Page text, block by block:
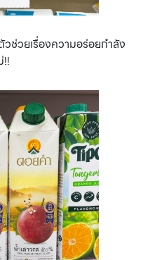
ช่วยเรื่องความอร่อยกำลัง
!!